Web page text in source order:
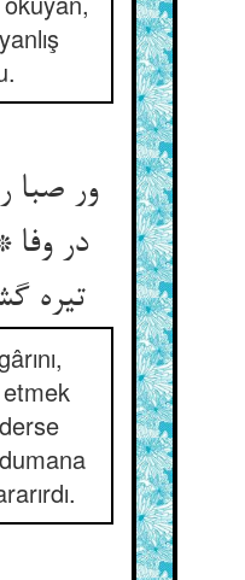
ور صبا
در
تیره
etmek